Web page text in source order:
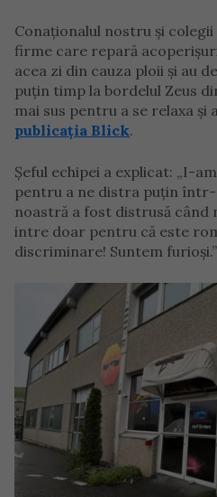
Conaționalul nostru și
firme care repară
acea zi din cauza ploii și au
puțin timp la bordelul Zeus
mai sus pentru a se relaxa și
publicația Blick.
Șeful echipei a explicat: „I-
pentru a ne distra puțin
noastră a fost distrusă când
intre doar pentru că este
discriminare! Suntem furioși.”